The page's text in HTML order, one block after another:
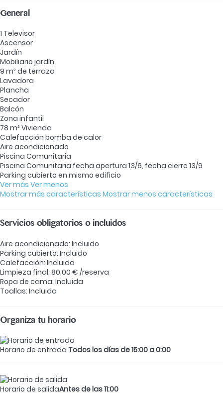
General
1 Televisor
Ascensor
Jardín
Mobiliario jardín
9 m² de terraza
Lavadora
Plancha
Secador
Balcón
Zona infantil
78 m² Vivienda
Calefacción bomba de calor
Aire acondicionado
Piscina Comunitaria
Piscina Comunitaria fecha apertura 13/6, fecha cierre 13/9
Parking cubierto en mismo edificio
Ver más Ver menos
Mostrar más características Mostrar menos características
Servicios obligatorios o incluidos
Aire acondicionado: Incluido
Parking cubierto: Incluido
Calefacción: Incluida
Limpieza final: 80,00 € /reserva
Ropa de cama: Incluida
Toallas: Incluida
Organiza tu horario
Horario de entrada Todos los días de 15:00 a 0:00
Horario de salidaAntes de las 11:00